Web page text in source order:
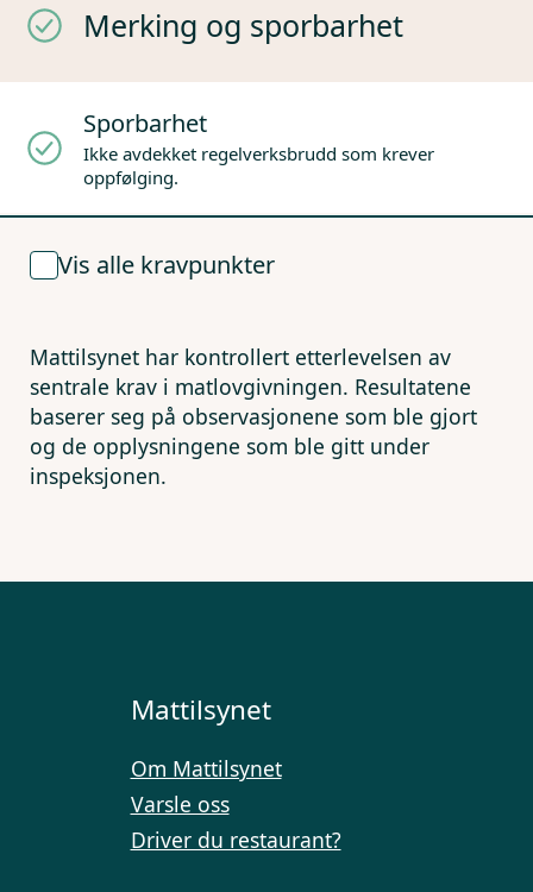
Merking og sporbarhet
Sporbarhet
Ikke avdekket regelverksbrudd som krever
oppfølging.
Vis alle kravpunkter
Mattilsynet har kontrollert etterlevelsen av
sentrale krav i matlovgivningen. Resultatene
baserer seg på observasjonene som ble gjort
og de opplysningene som ble gitt under
inspeksjonen.
Mattilsynet
Om Mattilsynet
Varsle oss
Driver du restaurant?